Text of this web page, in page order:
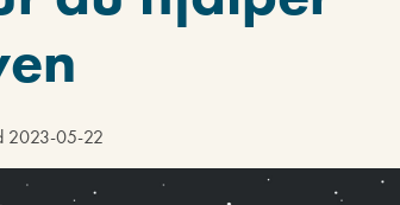
2023-05-22